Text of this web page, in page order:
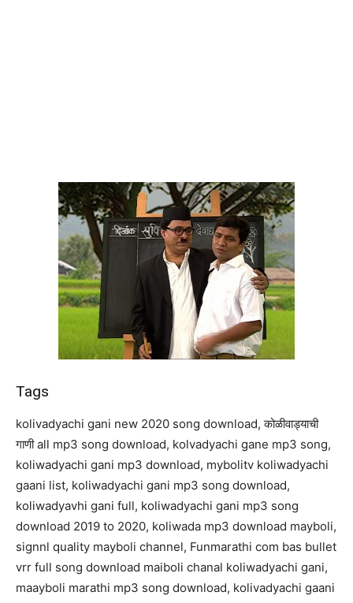
Tags
kolivadyachi gani new 2020 song download, कोळीवाड्याची
गाणी all mp3 song download, kolvadyachi gane mp3 song,
koliwadyachi gani mp3 download, mybolitv koliwadyachi
gaani list, koliwadyachi gani mp3 song download,
koliwadyavhi gani full, koliwadyachi gani mp3 song
download 2019 to 2020, koliwada mp3 download mayboli,
signnl quality mayboli channel, Funmarathi com bas bullet
vrr full song download maiboli chanal koliwadyachi gani,
maayboli marathi mp3 song download, kolivadyachi gaani